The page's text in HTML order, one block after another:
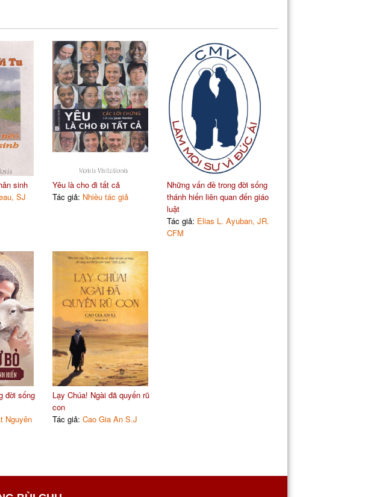
sinh
SJ
Yêu là cho đi tất cả
Tác giả: Nhiều tác giả
Những vấn đề trong đời sống
thánh hiến liên quan đến giáo
luật
Tác giả: Elias L. Ayuban, JR.
CFM
đời sống
Nguyên
Lạy Chúa! Ngài đã quyến rũ
con
Tác giả: Cao Gia An S.J